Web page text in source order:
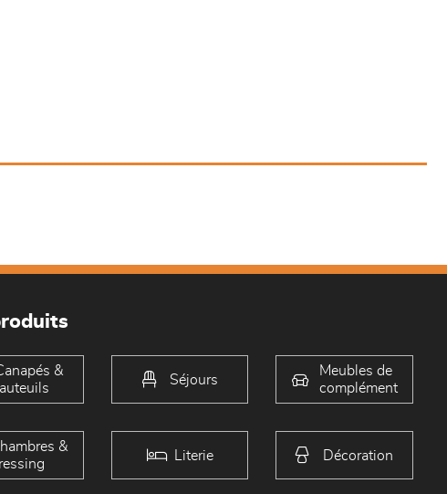
&
Séjours
Meubles de
complément
&
Literie Décoration